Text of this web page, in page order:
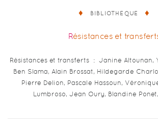
BIBLIOTHÈQUE
Résistances et
Résistances et transferts : Janine Altounan,
Ben Slama, Alain Brossat, Hildegarde
Pierre Delion, Pascale Hassoun,
Lumbroso, Jean Oury, Blandine